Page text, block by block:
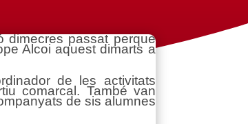
dimecres passat perquè
Alcoi aquest dimarts a
de les activitats
comarcal. També van
de sis alumnes